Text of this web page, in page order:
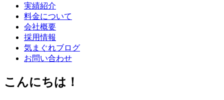
実績紹介
料金について
会社概要
採用情報
気まぐれブログ
お問い合わせ
こんにちは！